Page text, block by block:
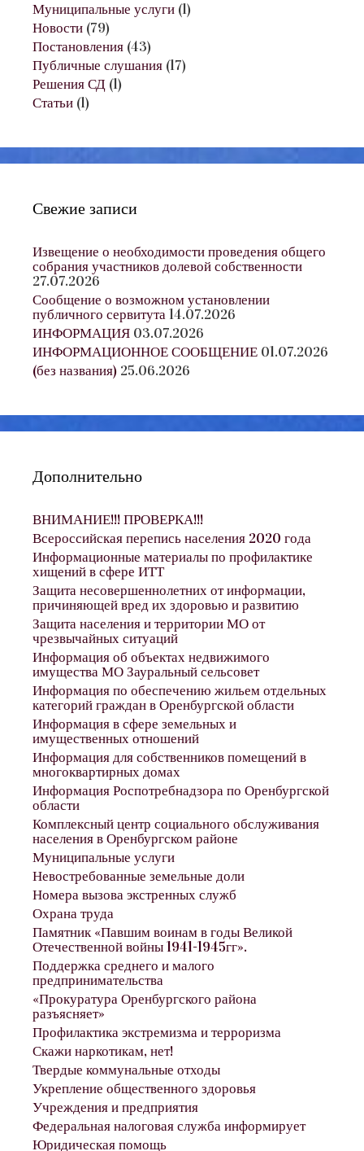
Муниципальные услуги (1)
Новости (79)
Постановления (43)
Публичные слушания (17)
Решения СД (1)
Статьи (1)
Свежие записи
Извещение о необходимости проведения общего
собрания участников долевой собственности
27.07.2026
Сообщение о возможном установлении
публичного сервитута14.07.2026
ИНФОРМАЦИЯ 03.07.2026
ИНФОРМАЦИОННОЕ СООБЩЕНИЕ 01.07.2026
(без названия) 25.06.2026
Дополнительно
ВНИМАНИЕ!!! ПРОВЕРКА!!!
Всероссийская перепись населения 2020 года
Информационные материалы по профилактике
хищений в сфере ИТТ
Защита несовершеннолетних от информации,
причиняющей вред их здоровью и развитию
Защита населения и территории МО от
чрезвычайных ситуаций
Информация об объектах недвижимого
имущества МО Зауральный сельсовет
Информация по обеспечению жильем отдельных
категорий граждан в Оренбургской области
Информация в сфере земельных и
имущественных отношений
Информация для собственников помещений в
многоквартирных домах
Информация Роспотребнадзора по Оренбургской
области
Комплексный центр социального обслуживания
населения в Оренбургском районе
Муниципальные услуги
Невостребованные земельные доли
Номера вызова экстренных служб
Охрана труда
Памятник «Павшим воинам в годы Великой
Отечественной войны 1941-1945гг».
Поддержка среднего и малого
предпринимательства
«Прокуратура Оренбургского района
разъясняет»
Профилактика экстремизма и терроризма
Скажи наркотикам, нет!
Твердые коммунальные отходы
Укрепление общественного здоровья
Учреждения и предприятия
Федеральная налоговая служба информирует
Юридическая помощь